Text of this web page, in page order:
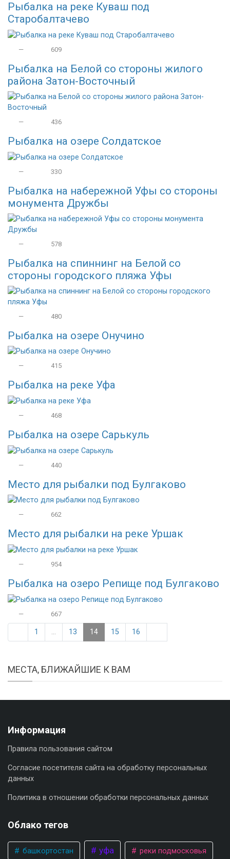
Рыбалка на реке Куваш под
Старобалтачево
— 609
Рыбалка на Белой со стороны жилого
района Затон-Восточный
— 436
Рыбалка на озере Солдатское
— 330
Рыбалка на набережной Уфы со стороны
монумента Дружбы
— 578
Рыбалка на спиннинг на Белой со
стороны городского пляжа Уфы
— 480
Рыбалка на озере Онучино
— 415
Рыбалка на реке Уфа
— 468
Рыбалка на озере Сарькуль
— 440
Место для рыбалки под Булгаково
— 662
Место для рыбалки на реке Уршак
— 954
Рыбалка на озеро Репище под Булгаково
— 667
1 ... 13 14 15 16
МЕСТА, БЛИЖАЙШИЕ К ВАМ
Информация
Правила пользования сайтом
Согласие посетителя сайта на обработку персональных
данных
Политика в отношении обработки персональных данных
Облако тегов
башкортостан уфа реки подмосковья